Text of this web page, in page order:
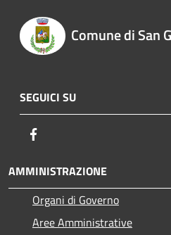
Comune di San
SEGUICI SU
AMMINISTRAZIONE
Organi di Governo
Aree Amministrative